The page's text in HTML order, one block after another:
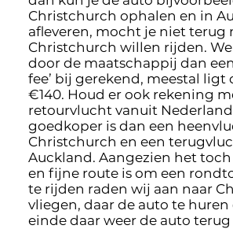
Christchurch ophalen en in
afleveren, mocht je niet terug
Christchurch willen rijden.
door de maatschappij dan
fee’ bij gerekend, meestal ligt
€140. Houd er ook rekening
retourvlucht vanuit
goedkoper is dan een
Christchurch en een
Auckland. Aangezien het
en fijne route is om een
te rijden raden wij aan naar
vliegen, daar de auto te huren
einde daar weer de auto